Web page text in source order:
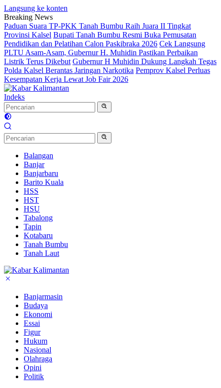
Langsung ke konten
Breaking News
Paduan Suara TP-PKK Tanah Bumbu Raih Juara II Tingkat
Provinsi Kalsel Bupati Tanah Bumbu Resmi Buka Pemusatan
Pendidikan dan Pelatihan Calon Paskibraka 2026 Cek Langsung
PLTU Asam-Asam, Gubernur H. Muhidin Pastikan Perbaikan
Listrik Terus Dikebut Gubernur H Muhidin Dukung Langkah Tegas
Polda Kalsel Berantas Jaringan Narkotika Pemprov Kalsel Perluas
Kesempatan Kerja Lewat Job Fair 2026
Indeks
Balangan
Banjar
Banjarbaru
Barito Kuala
HSS
HST
HSU
Tabalong
Tapin
Kotabaru
Tanah Bumbu
Tanah Laut
Banjarmasin
Budaya
Ekonomi
Essai
Figur
Hukum
Nasional
Olahraga
Opini
Politik